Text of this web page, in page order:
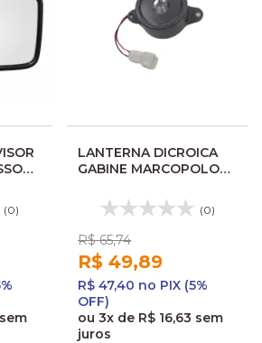
(0)
sem
LANTERNA DICROICA
GABINE MARCOPOLO
(0)
R$ 65,74
R$ 49,89
R$ 47,40 no PIX (5%
OFF)
ou 3x de R$ 16,63 sem
juros